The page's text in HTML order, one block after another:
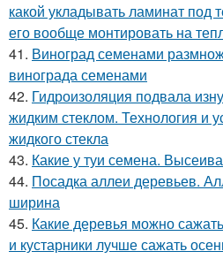
какой укладывать ламинат под
его вообще монтировать на
41. Виноград семенами
винограда семенами
42. Гидроизоляция подвала
жидким стеклом. Технология и
жидкого стекла
43. Какие у туи семена.
44. Посадка аллеи деревьев.
ширина
45. Какие деревья можно
и кустарники лучше сажать